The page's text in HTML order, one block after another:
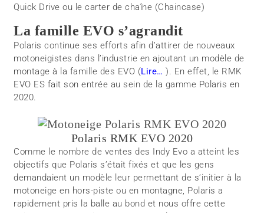
Quick Drive ou le carter de chaîne (Chaincase)
La famille EVO s’agrandit
Polaris continue ses efforts afin d’attirer de nouveaux
motoneigistes dans l’industrie en ajoutant un modèle de
montage à la famille des EVO (Lire…). En effet, le RMK
EVO ES fait son entrée au sein de la gamme Polaris en
2020.
Polaris RMK EVO 2020
Comme le nombre de ventes des Indy Evo a atteint les
objectifs que Polaris s’était fixés et que les gens
demandaient un modèle leur permettant de s’initier à la
motoneige en hors-piste ou en montagne, Polaris a
rapidement pris la balle au bond et nous offre cette